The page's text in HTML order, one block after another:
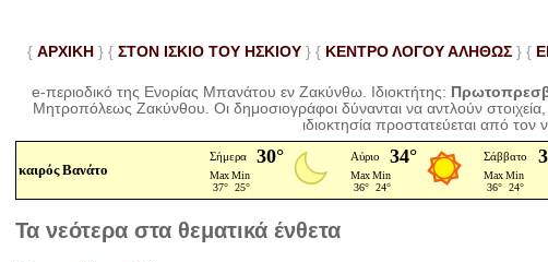
{ ΑΡΧΙΚΗ } { ΣΤΟΝ ΙΣΚΙΟ ΤΟΥ ΗΣΚΙΟΥ } { ΚΕΝΤΡΟ ΛΟΓΟΥ ΑΛΗΘΩΣ } {
e-περιοδικό της Ενορίας Μπανάτου εν Ζακύνθω. Ιδιοκτήτης:
Μητροπόλεως Ζακύνθου.Οι δημοσιογράφοι δύνανται να αντλούν
ιδιοκτησία προστατεύεται από
καιρός Βανάτο
Τα νεότερα στα θεματικά ένθετα